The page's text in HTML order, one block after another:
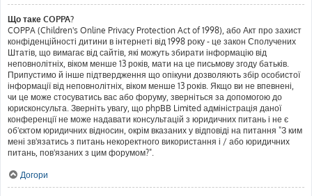
Що таке COPPA?
COPPA (Children's Online Privacy Protection Act of 1998), або Акт про захист
конфіденційності дитини в інтернеті від 1998 року - це закон Сполучених
Штатів, що вимагає від сайтів, які можуть збирати інформацію від
неповнолітніх, віком менше 13 років, мати на це письмову згоду батьків.
Припустимо й інше підтвердження що опікуни дозволяють збір особистої
інформації від неповнолітніх, віком менше 13 років. Якщо ви не впевнені,
чи це може стосуватись вас або форуму, зверніться за допомогою до
юрисконсульта. Зверніть увагу, що phpBB Limited адміністрація даної
конференції не може надавати консультацій з юридичних питань і не є
об'єктом юридичних відносин, окрім вказаних у відповіді на питання "З ким
мені зв'язатись з питань некоректного використання і / або юридичних
питань, пов'язаних з цим форумом?".
Догори